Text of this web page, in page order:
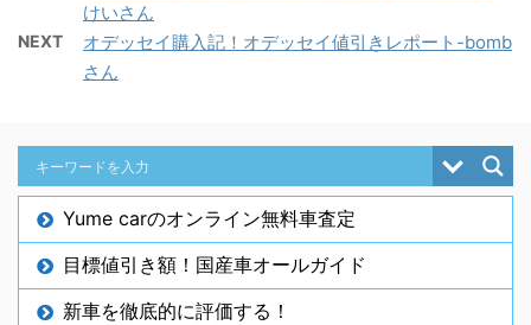
けいさん
NEXT
オデッセイ購入記！オデッセイ値引きレポート-bomb
さん
Yume carのオンライン無料車査定
目標値引き額！国産車オールガイド
新車を徹底的に評価する！